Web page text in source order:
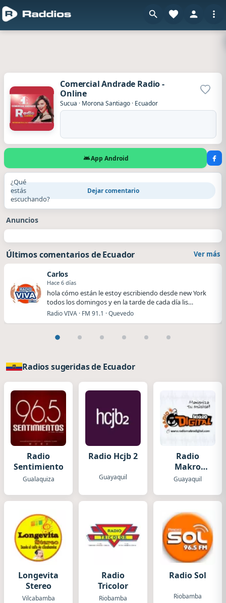
Comercial Andrade Radio -
Online
Sucua · Morona Santiago · Ecuador
App Android
¿Qué
estás
escuchando?
Dejar comentario
Anuncios
Últimos comentarios de Ecuador Ver más
Carlos
Hace 6 días
hola cómo están le estoy escribiendo desde new York
todos los domingos y en la tarde de cada día lis…
Radio VIVA · FM 91.1 · Quevedo
Radios sugeridas de Ecuador
Radio
Sentimientos
Gualaquiza
Radio Hcjb 2
Guayaquil
Radio
Makro
Digital
Guayaquil
Longevita
Stereo
Vilcabamba
Radio
Tricolor
Riobamba
Radio Sol
Riobamba